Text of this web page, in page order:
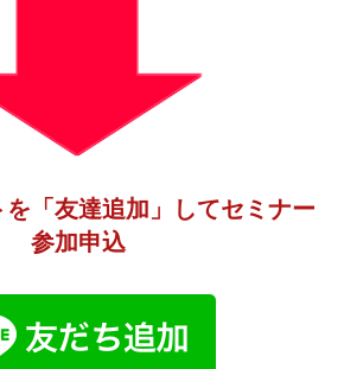
「友達追加」してセミナー
参加申込